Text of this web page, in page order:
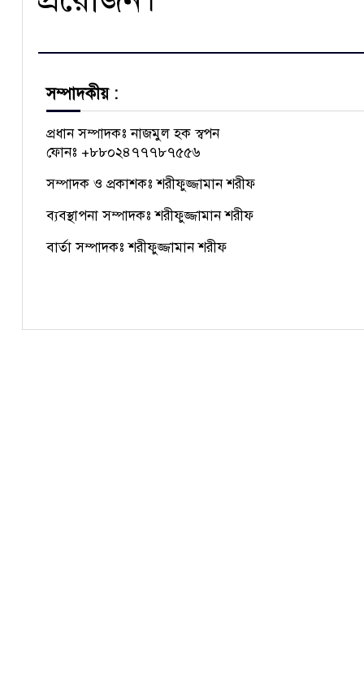
সম্পাদকীয় :
প্রধান সম্পাদকঃ নাজমুল হক স্বপন
ফোনঃ +৮৮০২৪৭৭৭৮৭৫৫৬
সম্পাদক ও প্রকাশকঃ শরীফুজ্জামান শরীফ
ব্যবস্থাপনা সম্পাদকঃ শরীফুজ্জামান শরীফ
বার্তা সম্পাদকঃ শরীফুজ্জামান শরীফ